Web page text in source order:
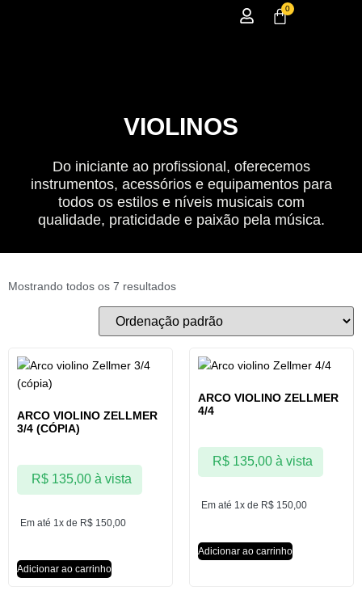
0
VIOLINOS
Do iniciante ao profissional, oferecemos
instrumentos, acessórios e equipamentos para
todos os estilos e níveis musicais com
qualidade, praticidade e paixão pela música.
Mostrando todos os 7 resultados
ARCO VIOLINO ZELLMER
3/4 (CÓPIA)
Em até 1x de R$ 150,00
R$135,00 à vista
Adicionar ao carrinho
ARCO VIOLINO ZELLMER
4/4
Em até 1x de R$ 150,00
R$135,00 à vista
Adicionar ao carrinho